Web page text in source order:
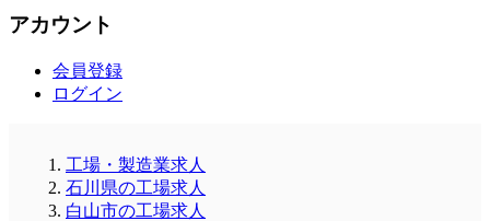
アカウント
会員登録
ログイン
工場・製造業求人
石川県の工場求人
白山市の工場求人